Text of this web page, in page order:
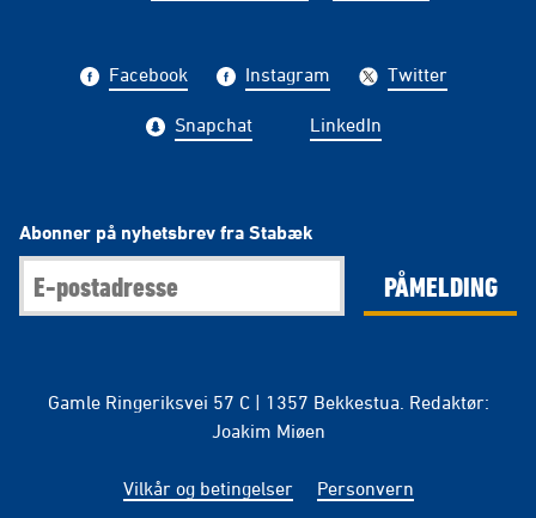
Facebook Instagram Twitter
Snapchat LinkedIn
Abonner på nyhetsbrev fra Stabæk
PÅMELDING
Gamle Ringeriksvei 57 C | 1357 Bekkestua. Redaktør:
Joakim Miøen
Vilkår og betingelser Personvern